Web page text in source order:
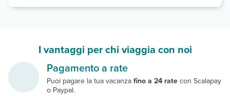
I vantaggi per chi viaggia con noi
Pagamento a rate
Puoi pagare la tua vacanzafino a 24 ratecon Scalapay
o Paypal.